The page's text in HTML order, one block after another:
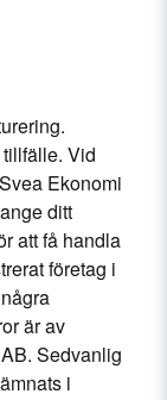
Vid
Ekonomi
ditt
att få handla
företag i
är av
Sedvanlig
i